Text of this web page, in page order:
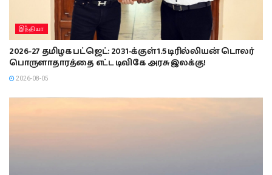
இந்தியா
2026-27 தமிழக பட்ஜெட்: 2031-க்குள் 1.5 டிரில்லியன் டொலர்
பொருளாதாரத்தை எட்ட டிவிகே அரசு இலக்கு!
2026-08-05